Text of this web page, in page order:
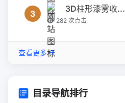
3 3D柱形漆雾收...
282 次点击
查看更多
目录导航排行